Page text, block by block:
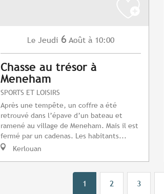
Le Jeudi 6 Août à 10:00
Chasse au trésor à
Meneham
SPORTS ET LOISIRS
Après une tempête, un coffre a été
retrouvé dans l’épave d’un bateau et
ramené au village de Meneham. Mais il est
fermé par un cadenas. Les habitants...
Kerlouan
1 2 3